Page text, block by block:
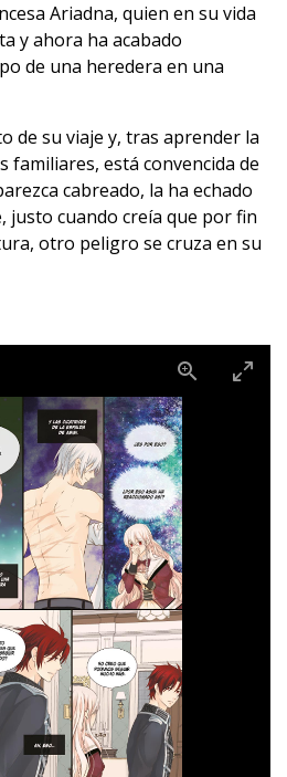
Ariadna, quien en su vida
y ahora ha acabado
de una heredera en una
de su viaje y, tras aprender la
familiares, está convencida de
cabreado, la ha echado
justo cuando creía que por fin
otro peligro se cruza en su